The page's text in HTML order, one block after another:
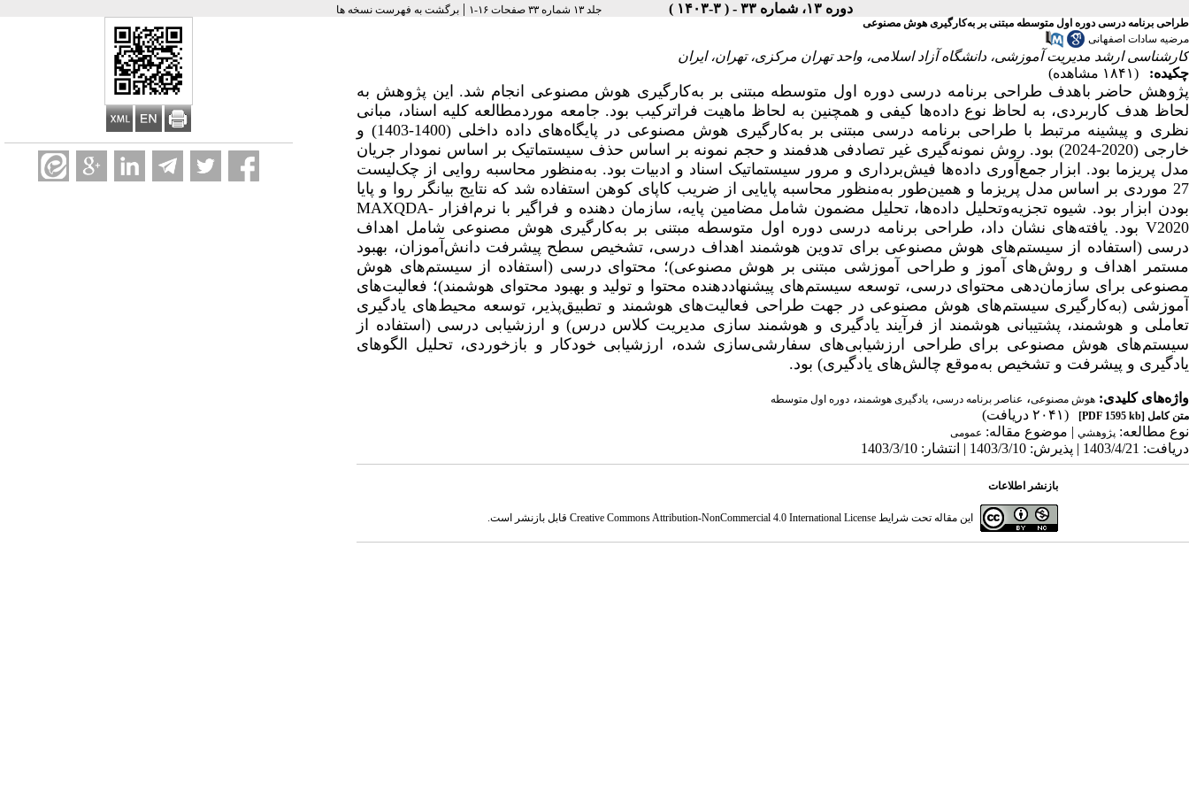
دوره ۱۳، شماره ۳۳ - ( ۳-۱۴۰۳ ) جلد ۱۳ شماره ۳۳ صفحات ۱۶-۱ | برگشت به فهرست نسخه ها
طراحی برنامه درسی دوره اول متوسطه مبتنی بر به‌کارگیری هوش مصنوعی
مرضیه سادات اصفهانی
کارشناسی ارشد مدیریت آموزشی، دانشگاه آزاد اسلامی، واحد تهران مرکزی، تهران، ایران
چکیده:
(۱۸۴۱ مشاهده)
پژوهش حاضر باهدف طراحی برنامه درسی دوره اول متوسطه مبتنی بر به‌کارگیری هوش مصنوعی انجام شد. این پژوهش به
لحاظ هدف کاربردی، به لحاظ نوع داده‌­ها کیفی و همچنین به لحاظ ماهیت فراترکیب بود. جامعه موردمطالعه کلیه اسناد، مبانی
نظری و پیشینه مرتبط با طراحی برنامه درسی مبتنی بر به‌کارگیری هوش مصنوعی در پایگاه‌­های داده داخلی (1400-1403) و
خارجی (2020-2024)
بود. روش نمونه­‌گیری غیر تصادفی هدفمند و حجم نمونه بر اساس حذف سیستماتیک بر اساس نمودار جریان
مدل پریزما بود. ابزار جمع‌آوری داده­‌ها فیش‌برداری و مرور سیستماتیک اسناد و ادبیات بود. به‌منظور محاسبه روایی از چک‌لیست
27 موردی بر اساس مدل پریزما و همین‌طور به‌منظور محاسبه پایایی از ضریب کاپای کوهن استفاده شد که نتایج بیانگر روا و پایا
بودن ابزار بود. شیوه تجزیه‌وتحلیل داده­‌ها، تحلیل مضمون شامل مضامین پایه، سازمان دهنده و فراگیر با نرم‌افزار MAXQDA-
V2020 بود. یافته‌­های نشان داد، طراحی برنامه درسی دوره اول متوسطه مبتنی بر به‌کارگیری هوش مصنوعی شامل اهداف
درسی (استفاده از سیستم‌های هوش مصنوعی برای تدوین هوشمند اهداف درسی، تشخیص سطح پیشرفت دانش‌آموزان، بهبود
مستمر اهداف و روش‌های آموز و طراحی آموزشی مبتنی بر هوش مصنوعی)؛ محتوای درسی (استفاده از سیستم‌های هوش
مصنوعی برای سازمان‌دهی محتوای درسی، توسعه سیستم‌های پیشنهاددهنده محتوا و تولید و بهبود محتوای هوشمند)؛ فعالیت‌های
آموزشی (به‌کارگیری سیستم‌­های هوش مصنوعی در جهت طراحی فعالیت‌های هوشمند و تطبیق‌پذیر، توسعه محیط‌های یادگیری
تعاملی و هوشمند، پشتیبانی هوشمند از فرآیند یادگیری و هوشمند سازی مدیریت کلاس درس) و
ارزشیابی درسی(استفاده از
سیستم‌های هوش مصنوعی برای طراحی ارزشیابی‌های سفارشی‌سازی شده، ارزشیابی خودکار و بازخوردی، تحلیل الگوهای
یادگیری و پیشرفت و تشخیص به‌موقع چالش‌های یادگیری) بود.
واژه‌های کلیدی: هوش مصنوعی، عناصر برنامه درسی، یادگیری هوشمند، دوره اول متوسطه
متن کامل [PDF 1595 kb]
(۲۰۴۱ دریافت)
نوع مطالعه: پژوهشي | موضوع مقاله: عمومى
دریافت: 1403/4/21 | پذیرش: 1403/3/10 | انتشار: 1403/3/10
بازنشر اطلاعات
این مقاله تحت شرایط Creative Commons Attribution-NonCommercial 4.0 International Licenseقابل بازنشر است.